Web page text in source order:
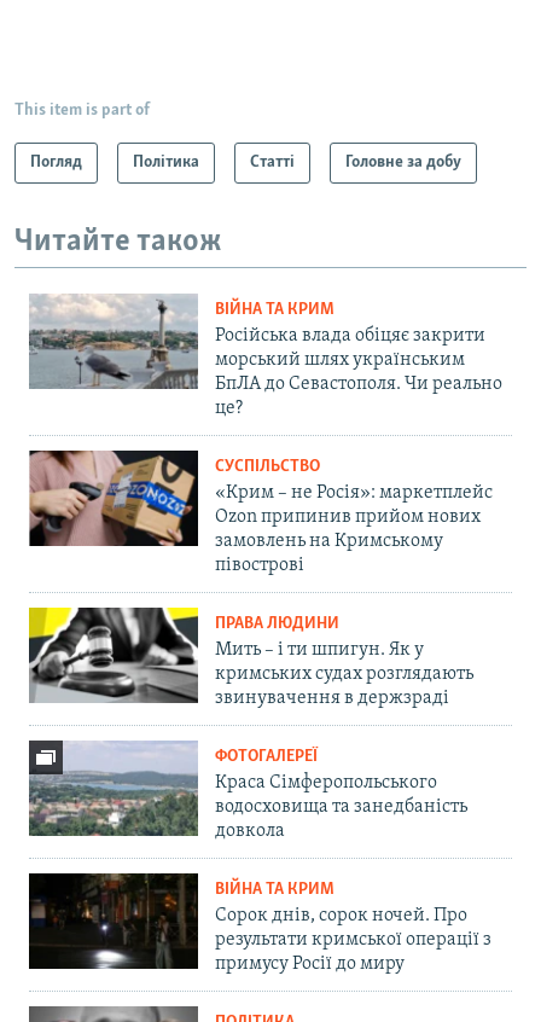
This item is part of
Погляд Політика Статті Головне за добу
Читайте також
ВІЙНА ТА КРИМ
Російська влада обіцяє закрити
морський шлях українським
БпЛА до Севастополя. Чи реально
це?
СУСПІЛЬСТВО
«Крим – не Росія»: маркетплейс
Ozon припинив прийом нових
замовлень на Кримському
півострові
ПРАВА ЛЮДИНИ
Мить – і ти шпигун. Як у
кримських судах розглядають
звинувачення в держзраді
ФОТОГАЛЕРЕЇ
Краса Сімферопольського
водосховища та занедбаність
довкола
ВІЙНА ТА КРИМ
Сорок днів, сорок ночей. Про
результати кримської операції з
примусу Росії до миру